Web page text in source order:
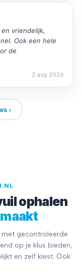
vriendelijk,
Ook een hele
de
2 aug 2026
›
ophalen
met gecontroleerde
op je klus bieden,
en zelf kiest. Ook